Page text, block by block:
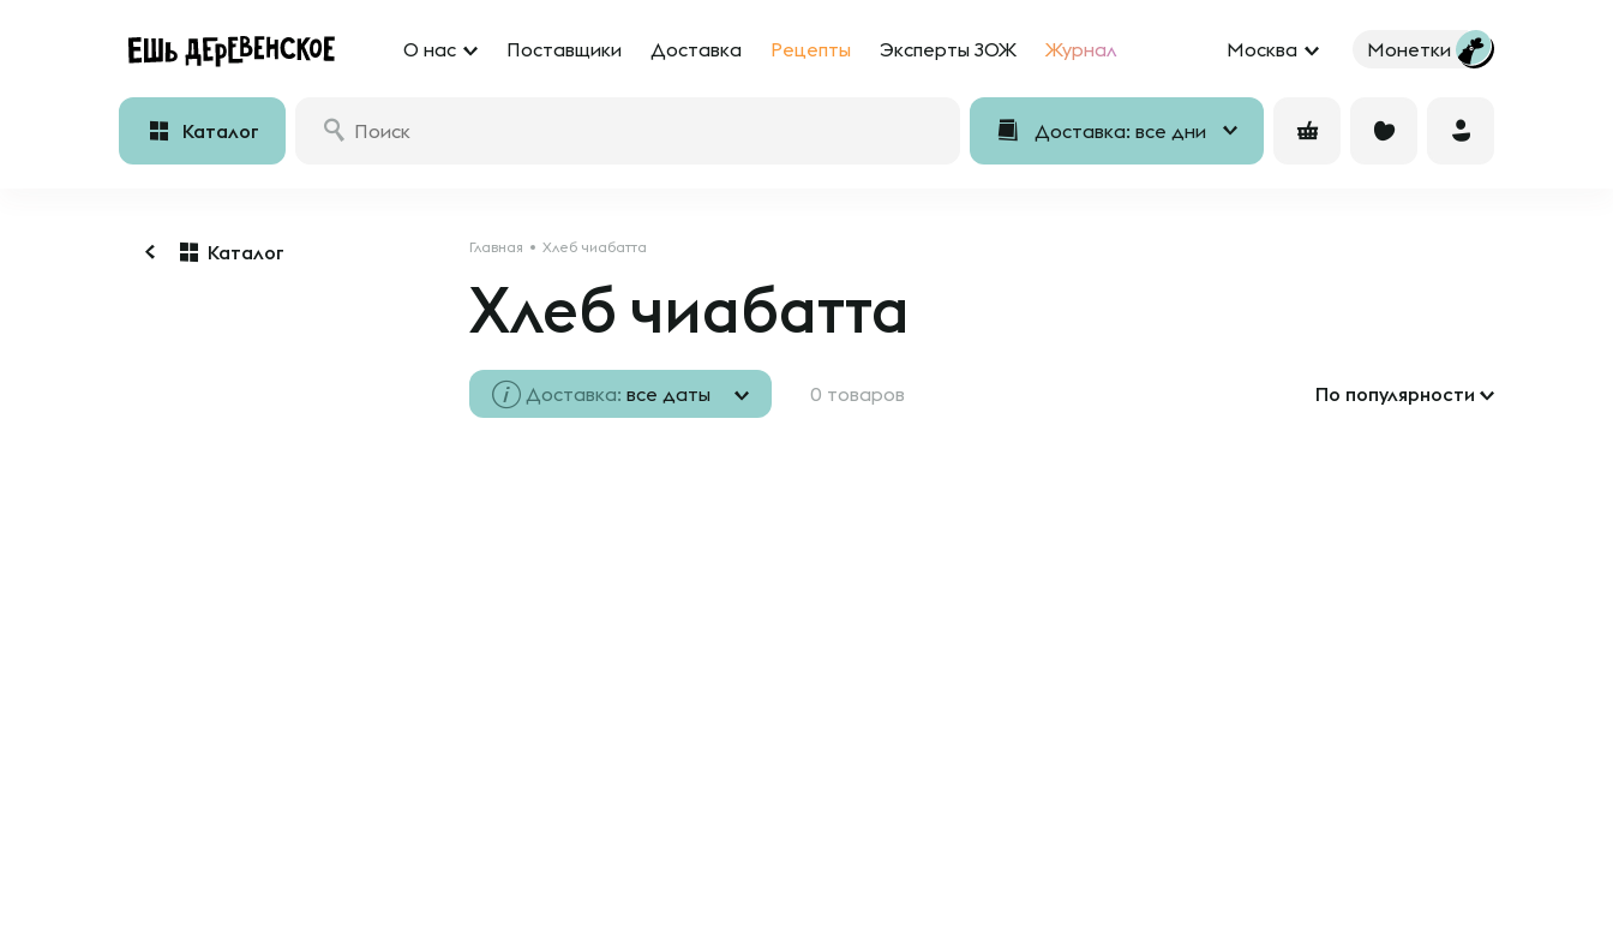
О нас Поставщики Доставка Рецепты Эксперты ЗОЖ Журнал Москва Монетки
Каталог Доставка: все дни
Каталог Главная Хлеб чиабатта
Хлеб чиабатта
Доставка: все даты 0 товаров По популярности